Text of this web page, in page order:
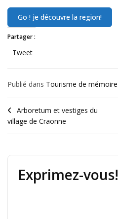
Partager :
Tweet
Publié dans Tourisme de mémoire
Arboretum et vestiges du
village de Craonne
Exprimez-vous!